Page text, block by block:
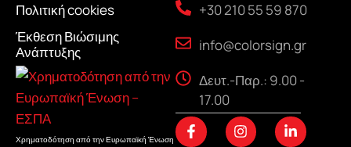
Πολιτική cookies
Έκθεση Βιώσιμης
Ανάπτυξης
Χρηματοδότηση από την Ευρωπαϊκή Ένωση
+30 210 55 59 870
info@colorsign.gr
Δευτ.-Παρ.: 9.00 -
17.00
F
a
I
n
L
i